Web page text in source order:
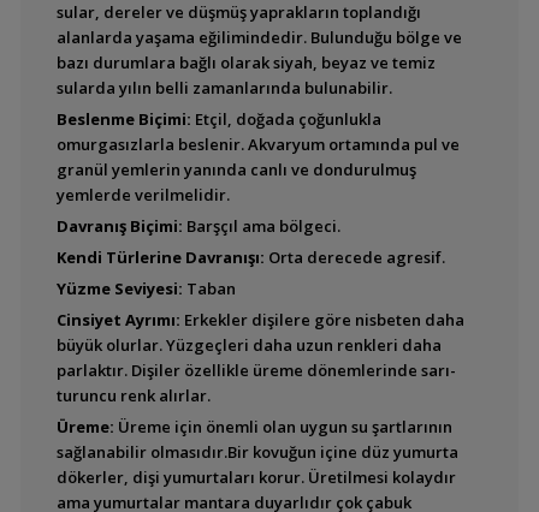
Aequidens sp.
Goldsaum (Green
Terror)
Aequidens sp.
''Silversaum'' (Green
Aequidens tetramerus
Bujurquina vittata
sular, dereler ve düşmüş yaprakların toplandığı
alanlarda yaşama eğilimindedir. Bulunduğu bölge ve
bazı durumlara bağlı olarak siyah, beyaz ve temiz
sularda yılın belli zamanlarında bulunabilir.
Beslenme Biçimi: Etçil, doğada çoğunlukla
omurgasızlarla beslenir. Akvaryum ortamında pul ve
granül yemlerin yanında canlı ve dondurulmuş
yemlerde verilmelidir.
Davranış Biçimi: Barşçıl ama bölgeci.
Kendi Türlerine Davranışı: Orta derecede agresif.
Yüzme Seviyesi: Taban
Cinsiyet Ayrımı: Erkekler dişilere göre nisbeten daha
büyük olurlar. Yüzgeçleri daha uzun renkleri daha
parlaktır. Dişiler özellikle üreme dönemlerinde sarı-
turuncu renk alırlar.
Üreme: Üreme için önemli olan uygun su şartlarının
sağlanabilir olmasıdır.Bir kovuğun içine düz yumurta
dökerler, dişi yumurtaları korur. Üretilmesi kolaydır
ama yumurtalar mantara duyarlıdır çok çabuk